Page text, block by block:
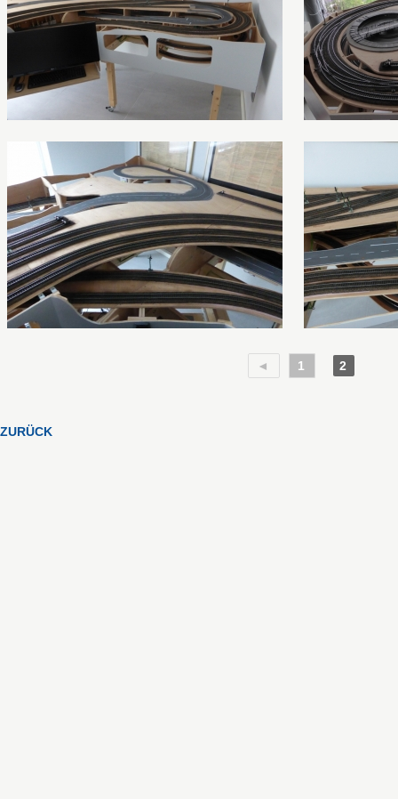
◄ 1 2
ZURÜCK